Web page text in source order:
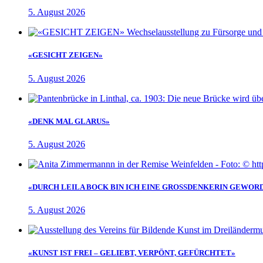
5. August 2026
«GESICHT ZEIGEN»
5. August 2026
«DENK MAL GLARUS»
5. August 2026
«DURCH LEILA BOCK BIN ICH EINE GROSSDENKERIN
5. August 2026
«KUNST IST FREI – GELIEBT, VERPÖNT, GEFÜRCHTET»